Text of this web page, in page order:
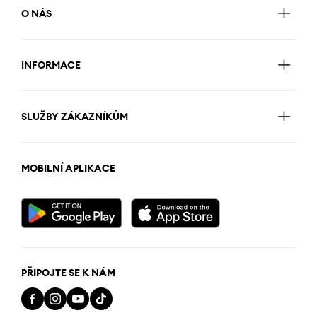
O NÁS
INFORMACE
SLUŽBY ZÁKAZNÍKŮM
MOBILNÍ APLIKACE
PŘIPOJTE SE K NÁM